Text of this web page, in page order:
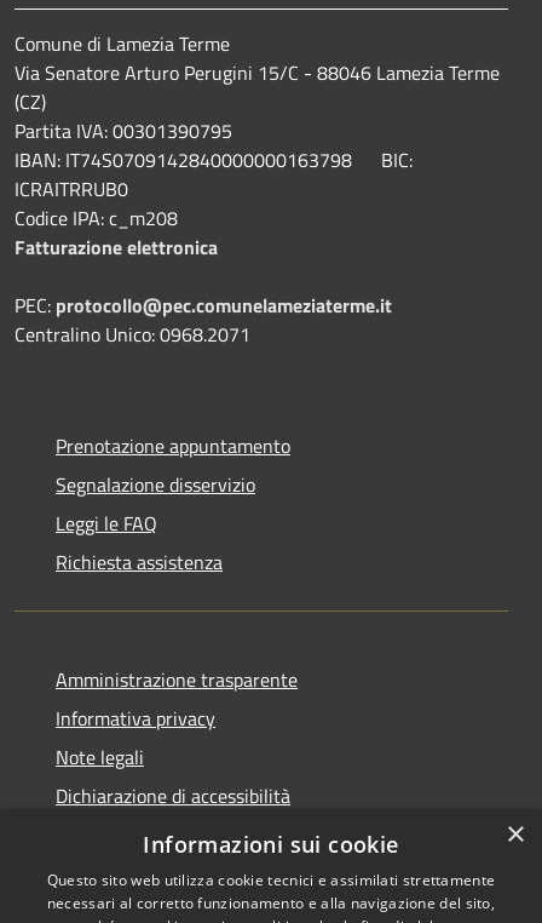
Comune di Lamezia Terme
Via Senatore Arturo Perugini 15/C - 88046 Lamezia Terme
(CZ)
Partita IVA: 00301390795
IBAN: IT74S0709142840000000163798 BIC:
ICRAITRRUB0
Codice IPA: c_m208
Fatturazione elettronica
PEC: protocollo@pec.comunelameziaterme.it
Centralino Unico: 0968.2071
Prenotazione appuntamento
Segnalazione disservizio
Leggi le FAQ
Richiesta assistenza
Amministrazione trasparente
Informativa privacy
Note legali
Dichiarazione di accessibilità
Feedback accessibilità
×
Informazioni sui cookie
Questo sito web utilizza cookie tecnici e assimilati strettamente
necessari al corretto funzionamento e alla navigazione del sito,